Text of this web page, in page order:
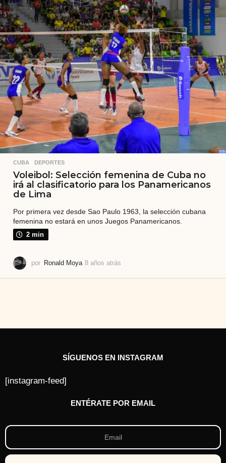
s
a
t
r
á
s
CUBA ,DEPORTES
Voleibol: Selección femenina de Cuba no
irá al clasificatorio para los Panamericanos
de Lima
Por primera vez desde Sao Paulo 1963, la selección cubana
femenina no estará en unos Juegos Panamericanos.
2 min
por Ronald Moya 8 años atrás
r
SÍGUENOS EN INSTAGRAM
[instagram-feed]
ENTÉRATE POR EMAIL